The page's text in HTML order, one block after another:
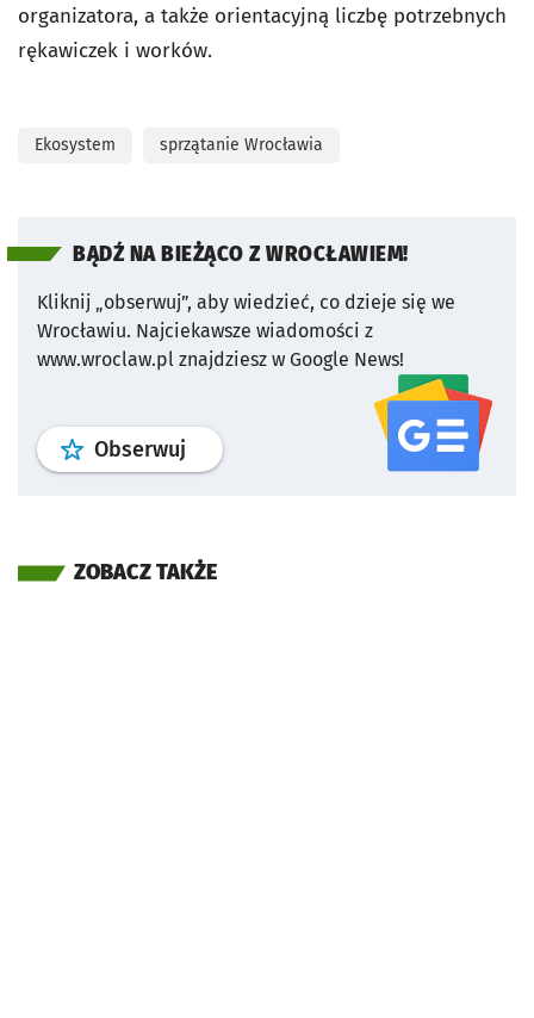
organizatora, a także orientacyjną liczbę potrzebnych
rękawiczek i worków.
Ekosystem sprzątanie Wrocławia
BĄDŹ NA BIEŻĄCO Z WROCŁAWIEM!
Kliknij „obserwuj”, aby wiedzieć, co dzieje się we
Wrocławiu. Najciekawsze wiadomości z
www.wroclaw.pl znajdziesz w Google News!
Obserwuj profil serwisu
ZOBACZ TAKŻE